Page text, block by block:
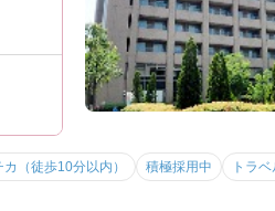
カ（徒歩10分以内） 積極採用中
トラ